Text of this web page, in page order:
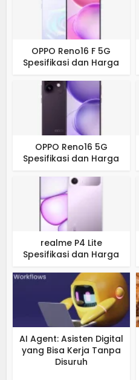
OPPO Reno16 F 5G
Spesifikasi dan Harga
OPPO Reno16 5G
Spesifikasi dan Harga
realme P4 Lite
Spesifikasi dan Harga
AI Agent: Asisten Digital
yang Bisa Kerja Tanpa
Disuruh